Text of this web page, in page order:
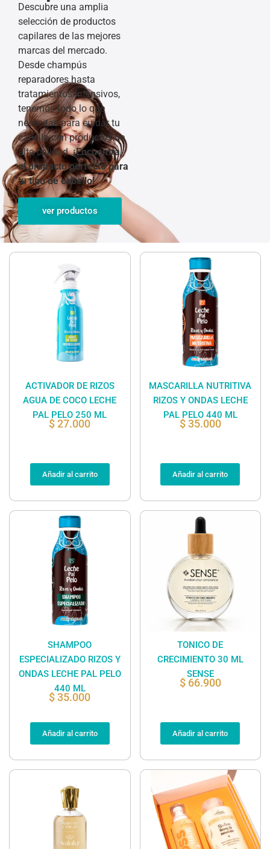
Descubre una amplia
selección de productos
capilares de las mejores
marcas del mercado.
Desde champús
reparadores hasta
tratamientos intensivos,
tenemos todo lo que
necesitas para cuidar tu
cabello con productos de
alta calidad.¡Encuentra
el producto perfecto para
tu tipo de cabello!
ver productos
ACTIVADOR DE RIZOS
AGUA DE COCO LECHE
PAL PELO 250 ML
$27.000
Añadir al carrito
MASCARILLA NUTRITIVA
RIZOS Y ONDAS LECHE
PAL PELO 440 ML
$35.000
Añadir al carrito
SHAMPOO
ESPECIALIZADO RIZOS Y
ONDAS LECHE PAL PELO
440 ML
$35.000
Añadir al carrito
TONICO DE
CRECIMIENTO 30 ML
SENSE
$66.900
Añadir al carrito